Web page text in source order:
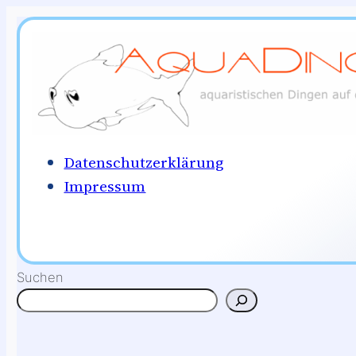
Zum
springen
Datenschutzerklärung
Impressum
Suchen